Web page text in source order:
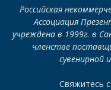
Российская
Ассоциация
учреждена в 1999г. в
членстве
сувенирной
Свяжитесь